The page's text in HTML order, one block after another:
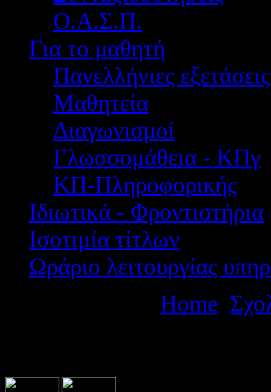
Ο.Α.Σ.Π.
Για το μαθητή
Πανελλήνιες εξετάσεις
Μαθητεία
Διαγωνισμοί
Γλωσσομάθεια - ΚΠγ
ΚΠ-Πληροφορικής
Ιδιωτικά - Φροντιστήρια
Ισοτιμία τίτλων
Ωράριο λειτουργίας
Home